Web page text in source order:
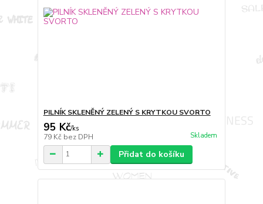
PILNÍK SKLENĚNÝ ZELENÝ S KRYTKOU SVORTO
95 Kč/ks
79 Kč bez DPH Skladem
Přidat do košíku